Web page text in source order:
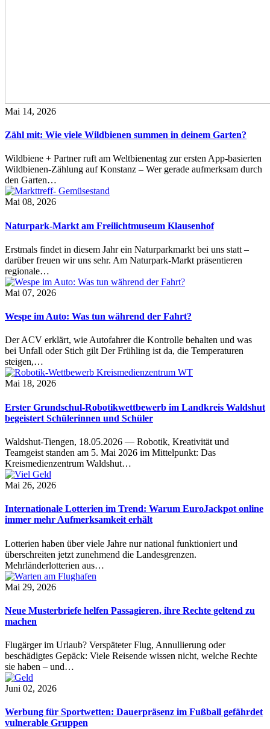
Mai 14, 2026
Zähl mit: Wie viele Wildbienen summen in deinem Garten?
Wildbiene + Partner ruft am Weltbienentag zur ersten App-basierten
Wildbienen-Zählung auf Konstanz – Wer gerade aufmerksam durch
den Garten…
Mai 08, 2026
Naturpark-Markt am Freilichtmuseum Klausenhof
Erstmals findet in diesem Jahr ein Naturparkmarkt bei uns statt –
darüber freuen wir uns sehr. Am Naturpark-Markt präsentieren
regionale…
Mai 07, 2026
Wespe im Auto: Was tun während der Fahrt?
Der ACV erklärt, wie Autofahrer die Kontrolle behalten und was
bei Unfall oder Stich gilt Der Frühling ist da, die Temperaturen
steigen,…
Mai 18, 2026
Erster Grundschul-Robotikwettbewerb im Landkreis Waldshut
begeistert Schülerinnen und Schüler
Waldshut-Tiengen, 18.05.2026 — Robotik, Kreativität und
Teamgeist standen am 5. Mai 2026 im Mittelpunkt: Das
Kreismedienzentrum Waldshut…
Mai 26, 2026
Internationale Lotterien im Trend: Warum EuroJackpot online
immer mehr Aufmerksamkeit erhält
Lotterien haben über viele Jahre nur national funktioniert und
überschreiten jetzt zunehmend die Landesgrenzen.
Mehrländerlotterien aus…
Mai 29, 2026
Neue Musterbriefe helfen Passagieren, ihre Rechte geltend zu
machen
Flugärger im Urlaub? Verspäteter Flug, Annullierung oder
beschädigtes Gepäck: Viele Reisende wissen nicht, welche Rechte
sie haben – und…
Juni 02, 2026
Werbung für Sportwetten: Dauerpräsenz im Fußball gefährdet
vulnerable Gruppen